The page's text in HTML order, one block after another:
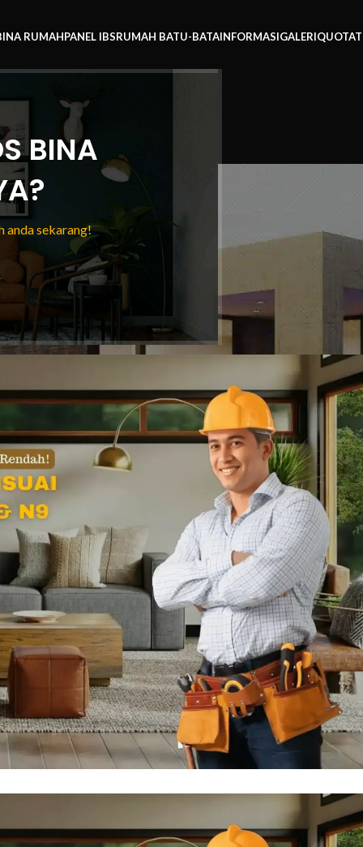
BINA
anda sekarang!
RUMAHPANEL IBSRUMAH BATU-BATAINFORMASIGALERI
Blog
Home News
Menggunakan Kontraktor
Akan Buat Anda Terkejut!
IBSOn 24/11/2025